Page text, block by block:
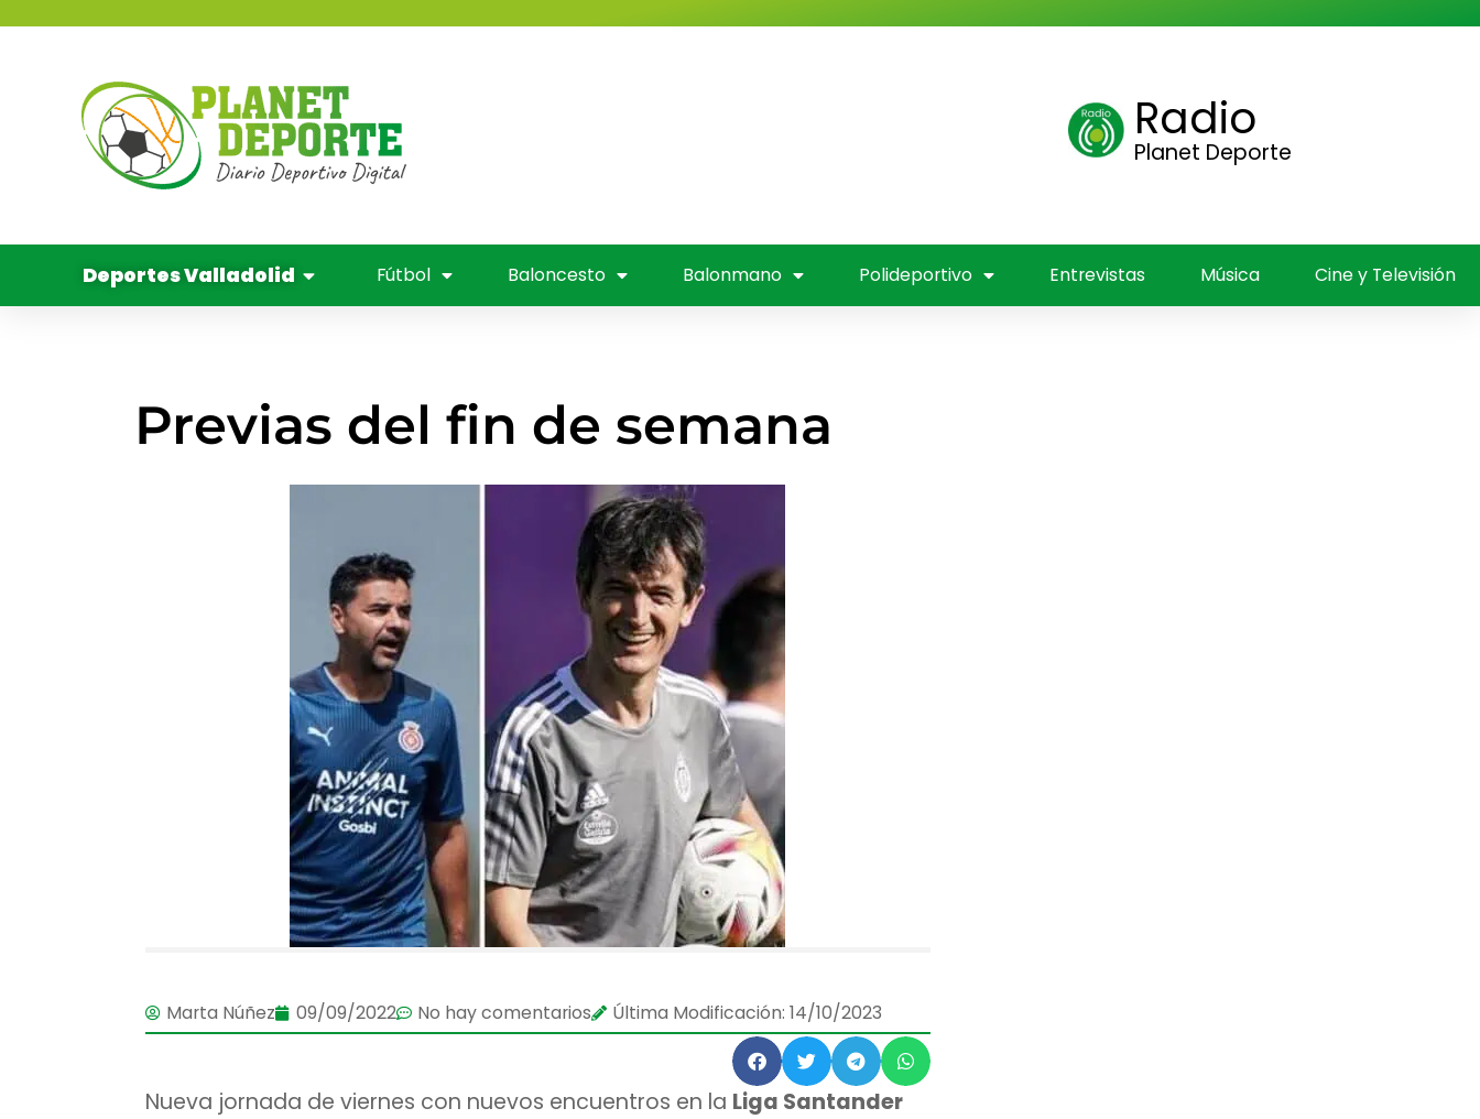
Radio
Planet Deporte
Deportes Valladolid Fútbol Baloncesto Balonmano Polideportivo Entrevistas Música Cine y Televisión
Previas del fin de semana
Marta Núñez 09/09/2022 No hay comentarios Última Modificación: 14/10/2023
Nueva jornada de viernes con nuevos encuentros en la Liga Santander